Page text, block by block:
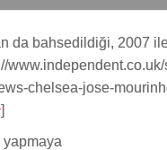
da bahsedildiği, 2007
chelsea-jose-
]